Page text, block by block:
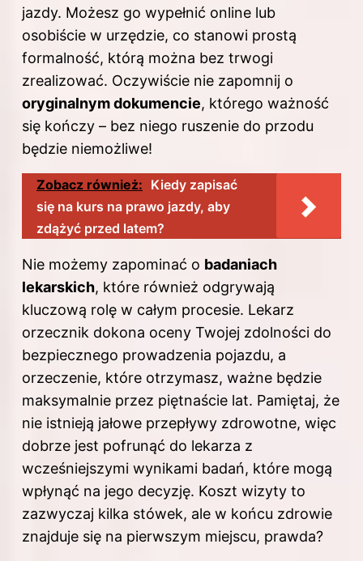
jazdy. Możesz go wypełnić online lub
osobiście w urzędzie, co stanowi prostą
formalność, którą można bez trwogi
zrealizować. Oczywiście nie zapomnij o
oryginalnym dokumencie, którego ważność
się kończy – bez niego ruszenie do przodu
będzie niemożliwe!
Zobacz również: Kiedy zapisać
się na kurs na prawo jazdy, aby
zdążyć przed latem?
Nie możemy zapominać o badaniach
lekarskich, które również odgrywają
kluczową rolę w całym procesie. Lekarz
orzecznik dokona oceny Twojej zdolności do
bezpiecznego prowadzenia pojazdu, a
orzeczenie, które otrzymasz, ważne będzie
maksymalnie przez piętnaście lat. Pamiętaj, że
nie istnieją jałowe przepływy zdrowotne, więc
dobrze jest pofrunąć do lekarza z
wcześniejszymi wynikami badań, które mogą
wpłynąć na jego decyzję. Koszt wizyty to
zazwyczaj kilka stówek, ale w końcu zdrowie
znajduje się na pierwszym miejscu, prawda?